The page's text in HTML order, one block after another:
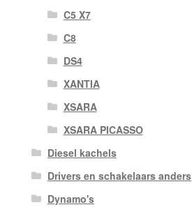
C5 X7
C8
DS4
XANTIA
XSARA
XSARA PICASSO
Diesel kachels
Drivers en schakelaars anders
Dynamo's